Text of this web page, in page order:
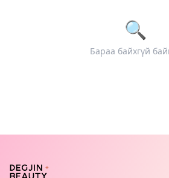
🔍
Бараа байхгүй